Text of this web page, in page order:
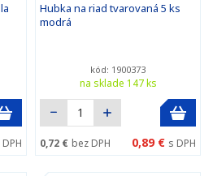
DPH
Hubka na riad tvarovaná 5 ks
modrá
kód: 1900373
na sklade 147 ks
0,72 € bez DPH 0,89 € s DPH